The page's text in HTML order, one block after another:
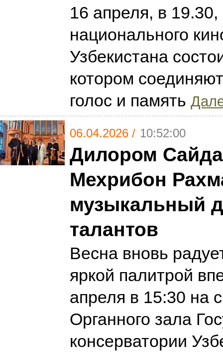
16 апреля, в
национального
Узбекистана
котором
голос и память
06.04.2026 / 10:52:00
Дилором
Мехрибон
музыкальный
талантов
Весна вновь
яркой палитрой
апреля в 15:30 на
Органного зала
консерватории